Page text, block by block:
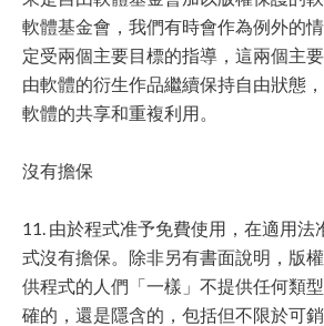
軟體基金會，我們有時會作為例外的
定受兩個主要目標的指導，這兩個主
由軟體的衍生作品繼續保持自由狀態
軟體的共享和重複利用。
沒有擔保
11. 由於程式准予免費使用，在適用法
式沒有擔保。除非另有書面說明，版
供程式的人們「一樣」不提供任何類
確的，還是隱含的，包括但不限於可